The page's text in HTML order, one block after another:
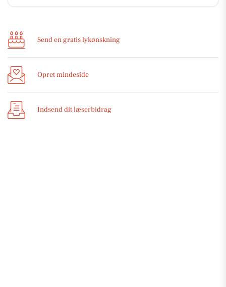
Send en gratis lykønskning
Opret mindeside
Indsend dit læserbidrag